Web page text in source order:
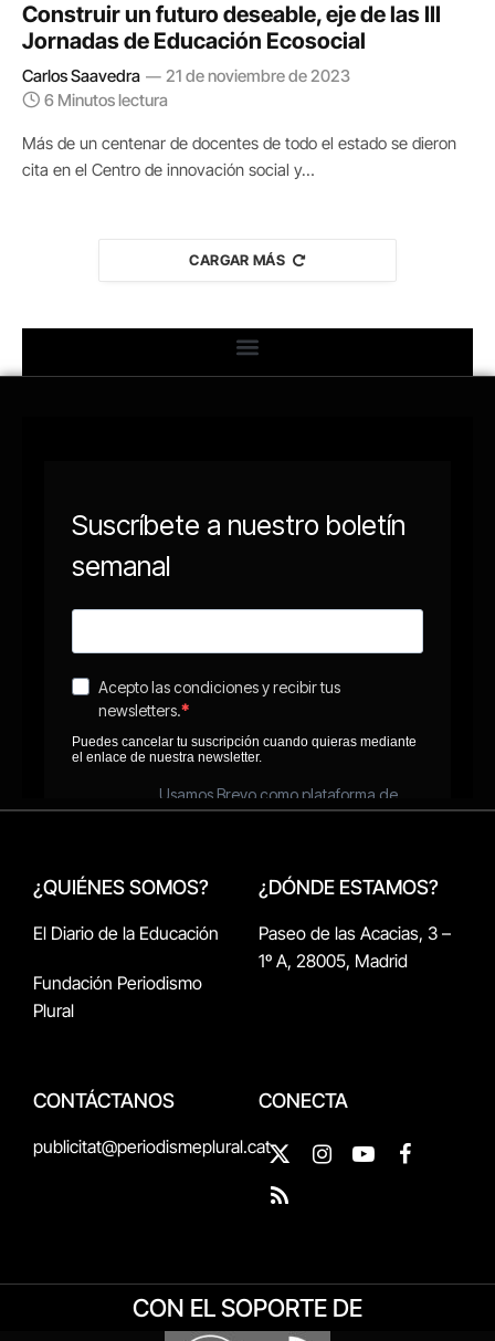
Construir un futuro deseable, eje de las III
Jornadas de Educación Ecosocial
Carlos Saavedra
21 de noviembre de 2023
6 Minutos lectura
Más de un centenar de docentes de todo el estado se dieron
cita en el Centro de innovación social y…
CARGAR MÁS
¿QUIÉNES SOMOS?
El Diario de la Educación
Fundación Periodismo
Plural
¿DÓNDE ESTAMOS?
Paseo de las Acacias, 3 –
1º A, 28005, Madrid
CONTÁCTANOS
publicitat@periodismeplural.cat
CONECTA
X
(Twitter)
InstagramYouTubeFacebook
RSS
CON EL SOPORTE DE